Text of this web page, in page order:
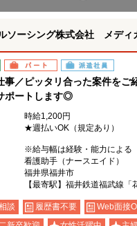
ソーシング株式会社 メディ
パート 派遣社員
事／ピッタリ合った案件を
ポートします◎
時給1,200円
★週払いOK（規定あり）
※給与幅は経験・能力による
看護助手（ナースエイド）
福井県福井市
【最寄駅】福井鉄道福武線「
談 履歴書不要 Web面接